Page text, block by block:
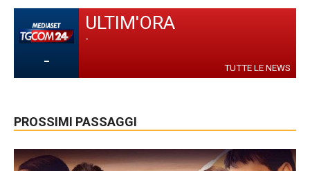
-
ULTIM'ORA
-
TUTTE LE NEWS
PROSSIMI PASSAGGI